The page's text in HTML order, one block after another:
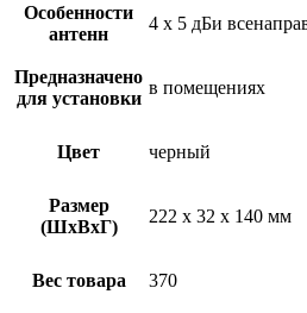
Особенности
антенн
4 х 5 дБи
Предназначено
для установки
в помещениях
Цвет черный
Размер
(ШхВхГ)
222 х 32 х 140 мм
Вес товара 370